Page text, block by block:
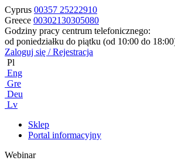
Cyprus 00357 25222910
Greece 00302130305080
Godziny pracy centrum telefonicznego:
od poniedziałku do piątku (od 10:00 do
Zaloguj się / Rejestracja
Pl
Eng
Gre
Deu
Lv
Sklep
Portal informacyjny
Webinar